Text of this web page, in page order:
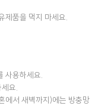
제품을 먹지 마세요.
사용하세요.
요.
에서 새벽까지)에는 방충망